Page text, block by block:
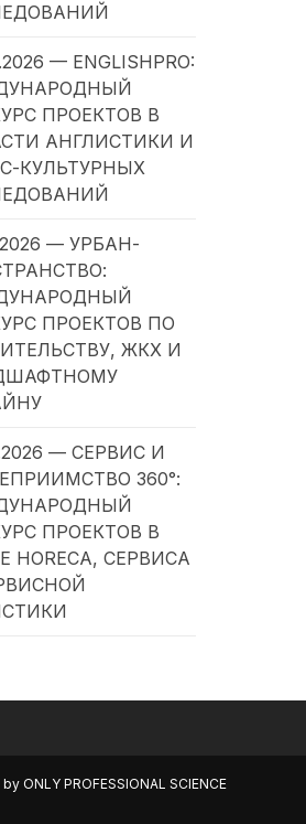
— ENGLISHPRO:
ПРОЕКТОВ В
АНГЛИСТИКИ И
КУЛЬТУРНЫХ
— УРБАН-
ПРОЕКТОВ ПО
ЖКХ И
— СЕРВИС И
360°:
ПРОЕКТОВ В
HORECA, СЕРВИСА
by ONLY PROFESSIONAL SCIENCE